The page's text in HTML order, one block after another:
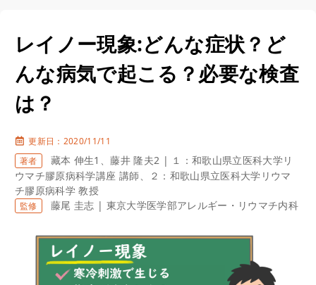
レイノー現象:どんな症状？ど
んな病気で起こる？必要な検査
は？
更新日：2020/11/11
著者
藏本 伸生1、藤井 隆夫2 | １：和歌山県立医科大学リ
ウマチ膠原病科学講座 講師、２：和歌山県立医科大学リウマ
チ膠原病科学 教授
監修 藤尾 圭志 | 東京大学医学部アレルギー・リウマチ内科